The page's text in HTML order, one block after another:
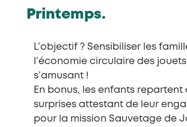
Printemps.
L’objectif ? Sensibiliser les
l’économie circulaire des
s’amusant !
En bonus, les enfants repartent
surprises attestant de leur
pour la mission Sauvetage de